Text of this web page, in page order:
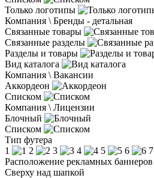
Только логотипы
Компания \ Бренды - детальная
Связанные товары
Связанные разделы
Разделы и товары
Вид каталога
Компания \ Вакансии
Аккордеон
Списком
Компания \ Лицензии
Блочный
Списком
Тип футера
1
2 3 4 5 6
7
Расположение рекламных баннеров
Сверху над шапкой